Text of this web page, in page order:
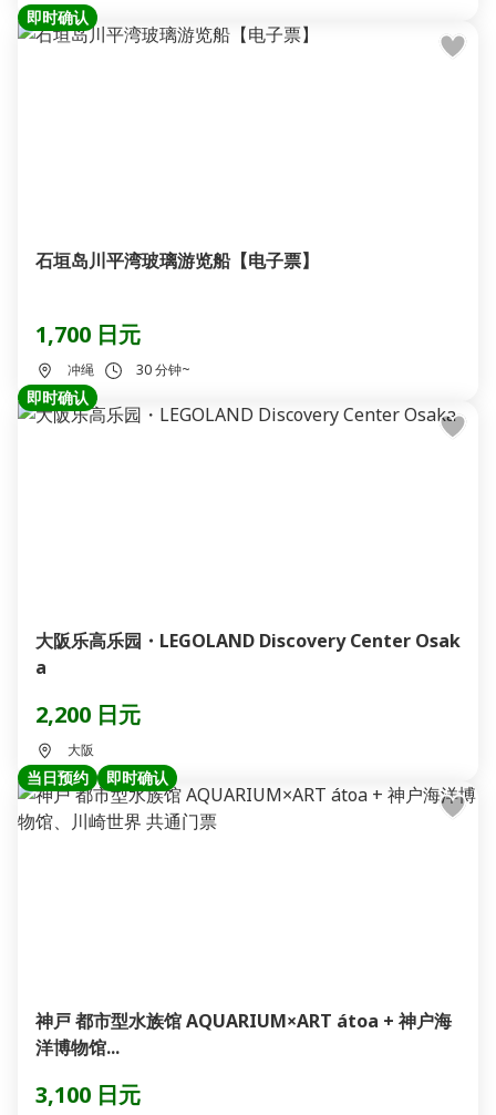
即时确认
石垣岛川平湾玻璃游览船【电子票】
1,700 日元
冲绳 30 分钟~
即时确认
大阪乐高乐园・LEGOLAND Discovery Center Osak
a
2,200 日元
大阪
当日预约 即时确认
神戸 都市型水族馆 AQUARIUM×ART átoa + 神户海
洋博物馆...
3,100 日元